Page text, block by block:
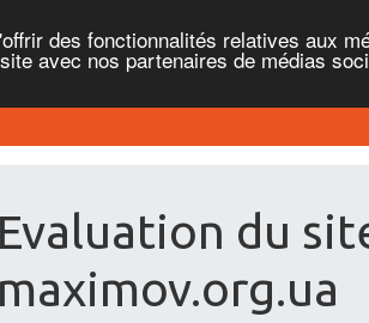
des fonctionnalités relatives aux
avec nos partenaires de médias
Evaluation du
maximov.org.ua